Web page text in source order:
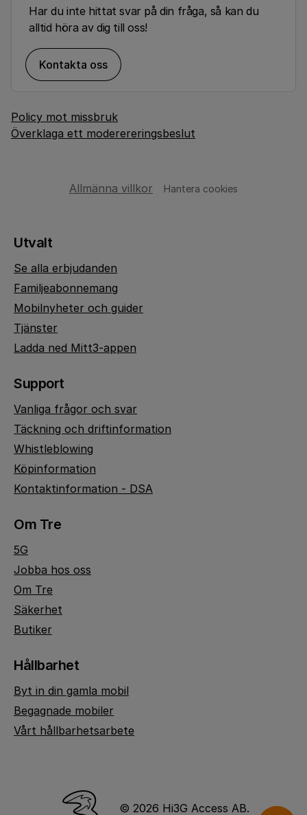
Har du inte hittat svar på din fråga, så kan du
alltid höra av dig till oss!
Kontakta oss
Policy mot missbruk
Överklaga ett moderereringsbeslut
Allmänna villkor Hantera cookies
Utvalt
Se alla erbjudanden
Familjeabonnemang
Mobilnyheter och guider
Tjänster
Ladda ned Mitt3-appen
Support
Vanliga frågor och svar
Täckning och driftinformation
Whistleblowing
Köpinformation
Kontaktinformation - DSA
Om Tre
5G
Jobba hos oss
Om Tre
Säkerhet
Butiker
Hållbarhet
Byt in din gamla mobil
Begagnade mobiler
Vårt hållbarhetsarbete
© 2026 Hi3G Access AB.